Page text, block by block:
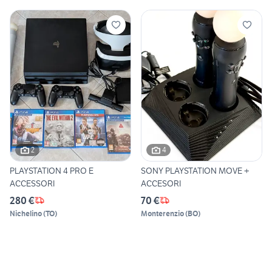
2
PLAYSTATION 4 PRO E
ACCESSORI
280 €
Nichelino(TO)
4
SONY PLAYSTATION MOVE +
ACCESORI
70 €
Monterenzio(BO)